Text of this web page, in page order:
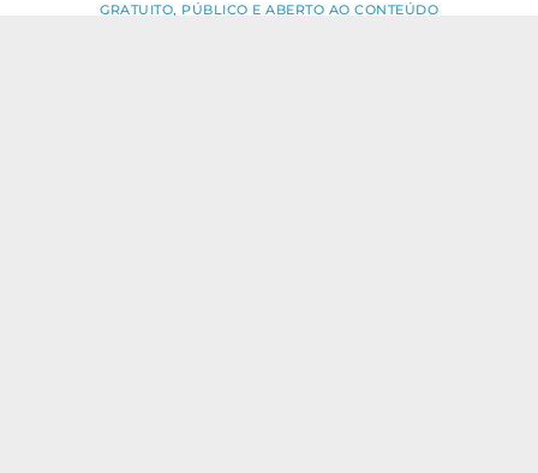
GRATUITO, PÚBLICO E ABERTO AO CONTEÚDO